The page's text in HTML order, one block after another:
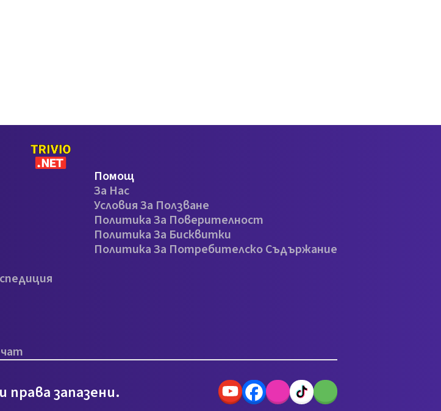
Помощ
За Нас
Условия За Ползване
Политика За Поверителност
Политика За Бисквитки
Политика За Потребителско Съдържание
права запазени.